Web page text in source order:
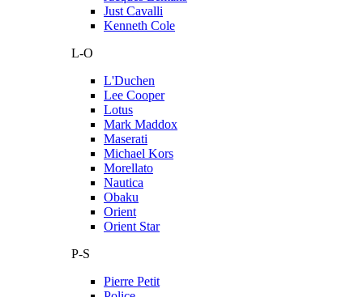
Just Cavalli
Kenneth Cole
L-O
L'Duchen
Lee Cooper
Lotus
Mark Maddox
Maserati
Michael Kors
Morellato
Nautica
Obaku
Orient
Orient Star
P-S
Pierre Petit